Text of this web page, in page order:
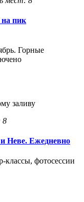
на пик
Горные
8
Неве. Ежедневно
классы, фотосессии